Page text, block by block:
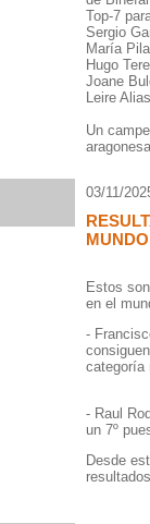
Top-7
Sergio
María
Hugo
Joane
Leire
Un
03/11/
Estos
en el
-
categoría
- Raul
un 7º
Desde